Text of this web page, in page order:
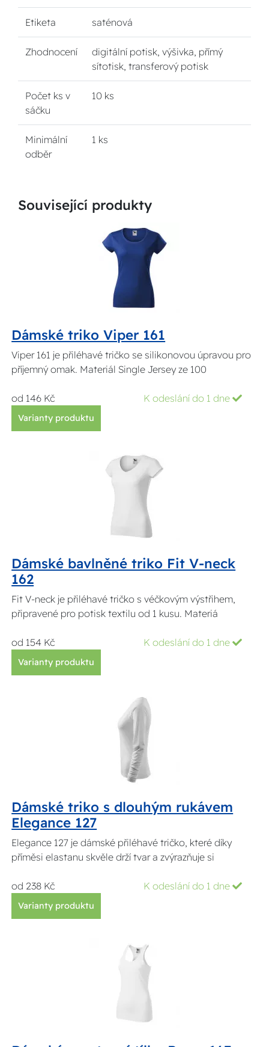
Etiketa saténová
Zhodnocení
digitální potisk, výšivka, přímý
sítotisk, transferový potisk
Počet ks v
sáčku
10 ks
Minimální
odběr
1 ks
Související produkty
Dámské triko Viper 161
Viper 161 je přiléhavé tričko se silikonovou úpravou pro
příjemný omak. Materiál Single Jersey ze 100
od 146 Kč K odeslání do 1 dne
Varianty produktu
Dámské bavlněné triko Fit V-neck
162
Fit V-neck je přiléhavé tričko s véčkovým výstřihem,
připravené pro potisk textilu od 1 kusu. Materiá
od 154 Kč K odeslání do 1 dne
Varianty produktu
Dámské triko s dlouhým rukávem
Elegance 127
Elegance 127 je dámské přiléhavé tričko, které díky
příměsi elastanu skvěle drží tvar a zvýrazňuje si
od 238 Kč K odeslání do 1 dne
Varianty produktu